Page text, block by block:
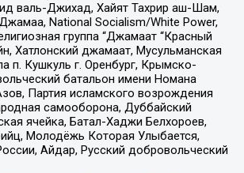
валь-Джихад, Хайят Тахрир аш-Шам,
National Socialism/White Power,
группа “Джамаат “Красный
Хатлонский джамаат, Мусульманская
п. Кушкуль г. Оренбург, Крымско-
батальон имени Номана
Партия исламского возрождения
самооборона, Дуббайский
ячейка, Батал-Хаджи Белхороев,
Молодёжь Которая Улыбается,
Айдар, Русский добровольческий